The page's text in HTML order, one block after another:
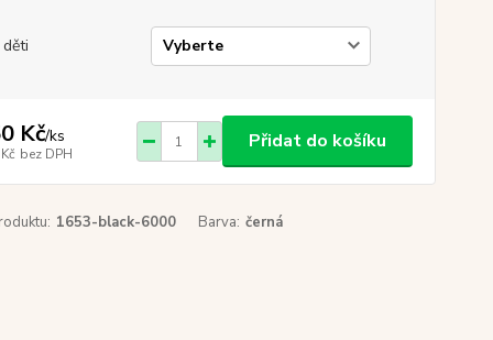
Kč/ks
bez DPH
Přidat do košíku
1653-black-6000 Barva: černá